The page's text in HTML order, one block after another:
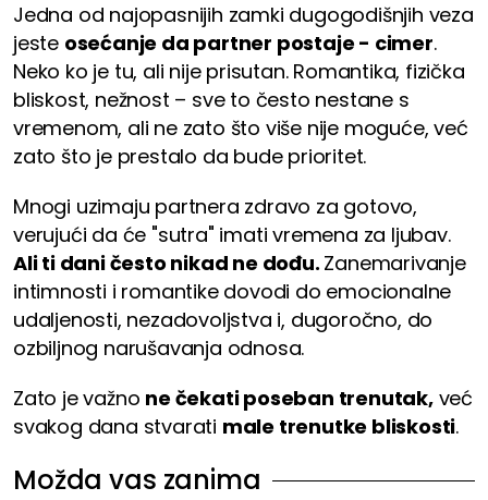
Jedna od najopasnijih zamki dugogodišnjih veza
jeste osećanje da partner postaje - cimer.
Neko ko je tu, ali nije prisutan. Romantika, fizička
bliskost, nežnost – sve to često nestane s
vremenom, ali ne zato što više nije moguće, već
zato što je prestalo da bude prioritet.
Mnogi uzimaju partnera zdravo za gotovo,
verujući da će "sutra" imati vremena za ljubav.
Ali ti dani često nikad ne dođu. Zanemarivanje
intimnosti i romantike dovodi do emocionalne
udaljenosti, nezadovoljstva i, dugoročno, do
ozbiljnog narušavanja odnosa.
Zato je važno ne čekati poseban trenutak,već
svakog dana stvarati male trenutke bliskosti.
Možda vas zanima